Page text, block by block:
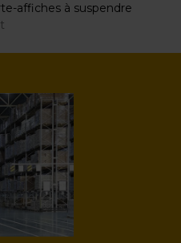
affiches à suspendre